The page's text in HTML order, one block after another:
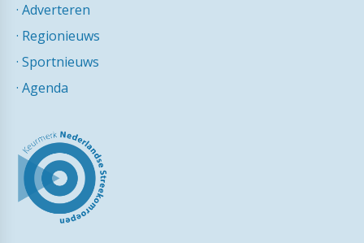
· Adverteren
· Regionieuws
· Sportnieuws
· Agenda